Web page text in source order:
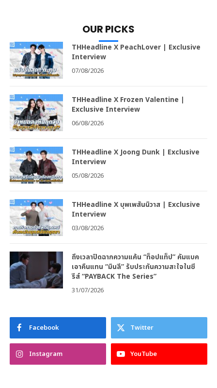
OUR PICKS
THHeadline X PeachLover | Exclusive
Interview
07/08/2026
THHeadline X Frozen Valentine |
Exclusive Interview
06/08/2026
THHeadline X Joong Dunk | Exclusive
Interview
05/08/2026
THHeadline X บุพเพสันนิวาส | Exclusive
Interview
03/08/2026
ถึงเวลาปิดฉากความแค้น “ท็อปแท็ป” คัมแบค
เอาคืนแทน “มินลี” รับประกันความสะใจในซี
รีส์ “PAYBACK The Series”
31/07/2026
Facebook Twitter
Instagram YouTube